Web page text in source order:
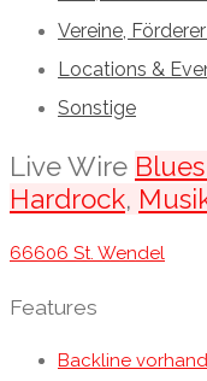
Vereine,
Locations &
Sonstige
Live Wire
Hardrock,
66606 St. Wendel
Features
Backline